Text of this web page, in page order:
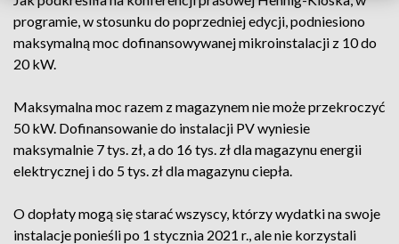
programie, w stosunku do poprzedniej edycji, podniesiono
maksymalną moc dofinansowywanej mikroinstalacji z 10 do
20 kW.
Maksymalna moc razem z magazynem nie może przekroczyć
50 kW. Dofinansowanie do instalacji PV wyniesie
maksymalnie 7 tys. zł, a do 16 tys. zł dla magazynu energii
elektrycznej i do 5 tys. zł dla magazynu ciepła.
O dopłaty mogą się starać wszyscy, którzy wydatki na swoje
instalacje ponieśli po 1 stycznia 2021 r., ale nie korzystali